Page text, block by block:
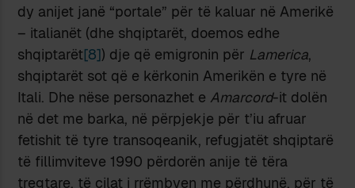
dy anijet janë “portale” për të kaluar në Amerikë
– italianët (dhe shqiptarët, doemos edhe
shqiptarët[8]) dje që emigronin për Lamerica,
shqiptarët sot që e kërkonin Amerikën e tyre në
Itali. Dhe nëse personazhet e Amarcord-it dolën
në det me barka, në përpjekje për t’iu afruar
fetishit të tyre transoqeanik, refugjatët shqiptarë
të fillimviteve 1990 përdorën anije të tëra
tregtare, të cilat i rrëmbyen me përdhunë, për të